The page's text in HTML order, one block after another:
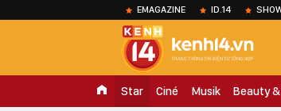
EMAGAZINE ID.14
Star Ciné Musik Beauty